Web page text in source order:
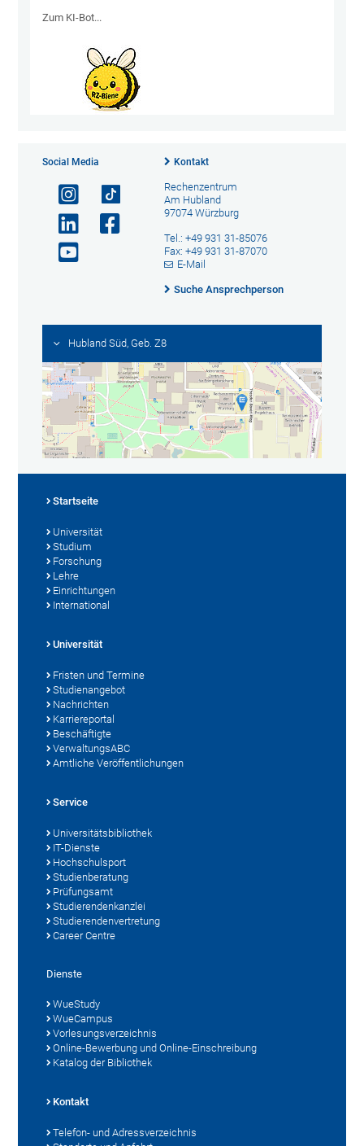
Zum KI-Bot...
Social Media Kontakt
Rechenzentrum
Am Hubland
97074 Würzburg
Tel.: +49 931 31-85076
Fax: +49 931 31-87070
E-Mail
Suche Ansprechperson
Hubland Süd, Geb. Z8
Startseite
Universität
Studium
Forschung
Lehre
Einrichtungen
International
Universität
Fristen und Termine
Studienangebot
Nachrichten
Karriereportal
Beschäftigte
VerwaltungsABC
Amtliche Veröffentlichungen
Service
Universitätsbibliothek
IT-Dienste
Hochschulsport
Studienberatung
Prüfungsamt
Studierendenkanzlei
Studierendenvertretung
Career Centre
Dienste
WueStudy
WueCampus
Vorlesungsverzeichnis
Online-Bewerbung und Online-Einschreibung
Katalog der Bibliothek
Kontakt
Telefon- und Adressverzeichnis